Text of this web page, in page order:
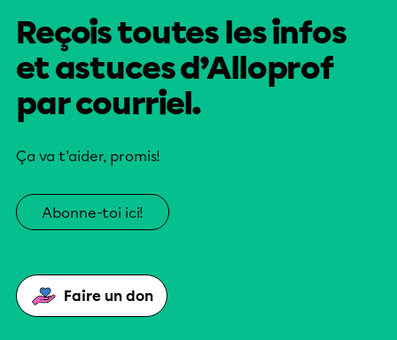
Reçois toutes les infos
et astuces d’Alloprof
par courriel.
Ça va t’aider, promis!
Abonne-toi ici!
Faire un don